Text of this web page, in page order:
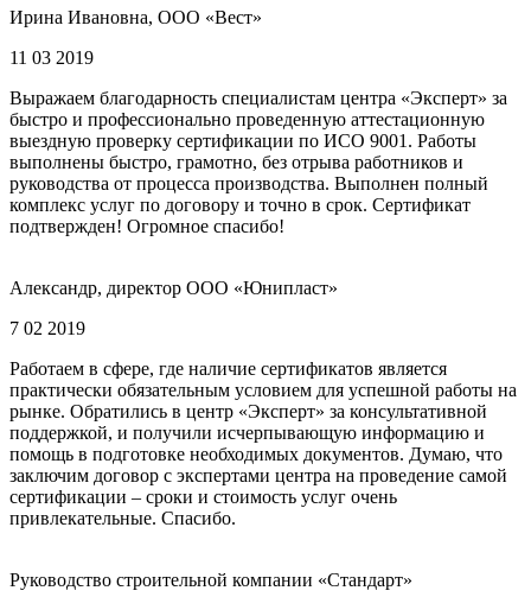
Ирина Ивановна, ООО «Вест»
11 03 2019
Выражаем благодарность специалистам центра «Эксперт» за
быстро и профессионально проведенную аттестационную
выездную проверку сертификации по ИСО 9001. Работы
выполнены быстро, грамотно, без отрыва работников и
руководства от процесса производства. Выполнен полный
комплекс услуг по договору и точно в срок. Сертификат
подтвержден! Огромное спасибо!
Александр, директор ООО «Юнипласт»
7 02 2019
Работаем в сфере, где наличие сертификатов является
практически обязательным условием для успешной работы на
рынке. Обратились в центр «Эксперт» за консультативной
поддержкой, и получили исчерпывающую информацию и
помощь в подготовке необходимых документов. Думаю, что
заключим договор с экспертами центра на проведение самой
сертификации – сроки и стоимость услуг очень
привлекательные. Спасибо.
Руководство строительной компании «Стандарт»